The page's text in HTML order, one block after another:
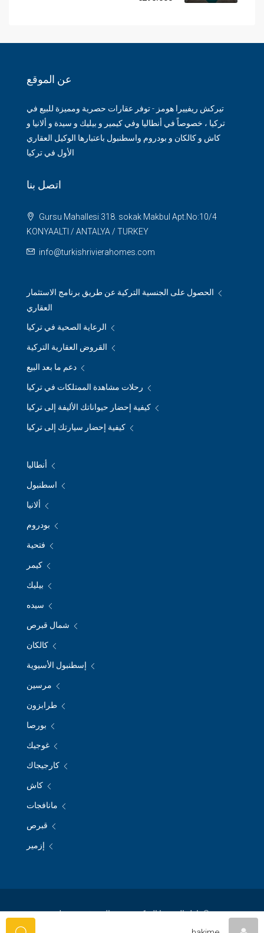
عن الموقع
تيركش ريفييرا هومز - توفر عقارات حصرية ومميزة للبيع في
تركيا ، خصوصاً في أنطاليا وفي كيمير و بيليك و سيدة و ألانيا و
كاش و كالكان و بودروم واسطنبول باعتبارها الوكيل العقاري
الأول في تركيا
اتصل بنا
Gursu Mahallesi 318. sokak Makbul Apt.No:10/4
KONYAALTI / ANTALYA / TURKEY
info@turkishrivierahomes.com
الحصول على الجنسية التركية عن طريق برنامج الاستثمار
العقاري
الرعاية الصحية في تركيا
القروض العقارية التركية
دعم ما بعد البيع
رحلات مشاهدة الممتلكات في تركيا
كيفية إحضار حيواناتك الأليفة إلى تركيا
كيفية إحضار سيارتك إلى تركيا
أنطاليا
اسطنبول
ألانيا
بودروم
فتحية
كيمر
بيليك
سيده
شمال قبرص
كالكان
إسطنبول الأسيوية
مرسين
طرابزون
بورصا
غوجيك
كارجيجاك
كاش
مانافجات
قبرص
إزمير
© نازل الريفيرا التركية - جميع الحقوق محفوظة